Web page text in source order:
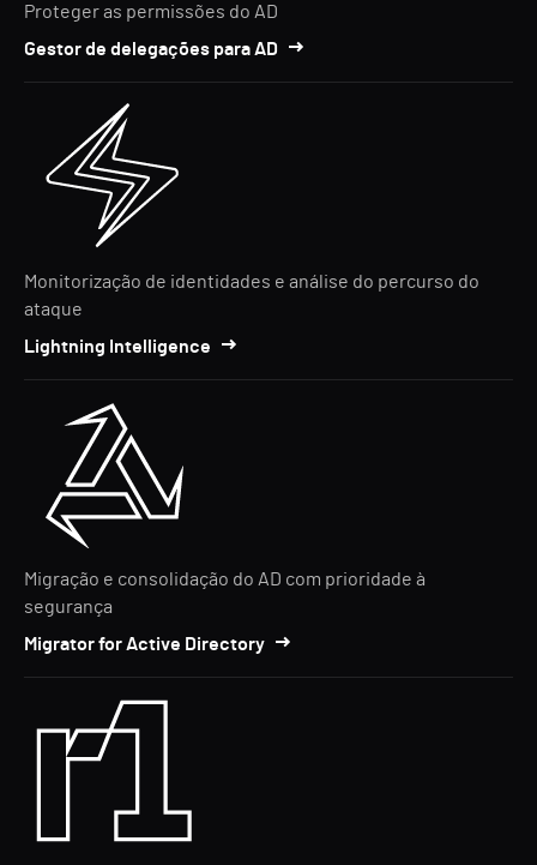
Proteger as permissões do AD
Gestor de delegações para AD
Monitorização de identidades e análise do percurso do
ataque
Lightning Intelligence
Migração e consolidação do AD com prioridade à
segurança
Migrator for Active Directory